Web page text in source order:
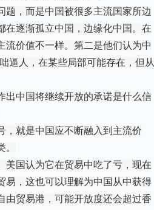
，而是中国被很多主流国家所边
在逐渐孤立中国，边缘化中国。在
流价值不一样。第二是他们认为中
逼人，在某些局部可能存在，但从
出中国将继续开放的承诺是什么信
就是中国应不断融入到主流价
国认为它在贸易中吃了亏，现在
易，这也可以理解为中国从中获得
由贸易港，可能开放度还会超过香